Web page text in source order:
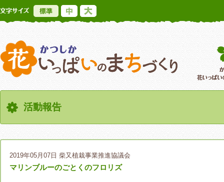
標準
かつしか花い
活動報告
2019年05月07日 柴又植栽事業推進協議会
マリンブルーのごとくのフロリズ